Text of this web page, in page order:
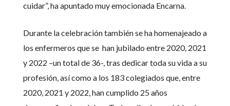
cuidar”, ha apuntado muy emocionada Encarna.
Durante la celebración también se ha homenajeado a
los enfermeros que se han jubilado entre 2020, 2021
y 2022 –un total de 36-, tras dedicar toda su vida a su
profesión, así como a los 183 colegiados que, entre
2020, 2021 y 2022, han cumplido 25 años